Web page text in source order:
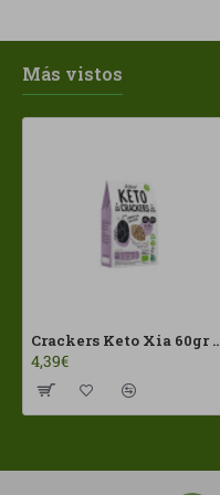
Más vistos
Crackers Keto
4,39€